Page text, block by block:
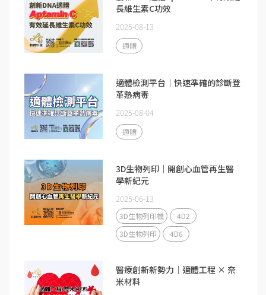
長維生素C功效
2025-08-13
適體
適體檢測平台｜快速準確的診斷登
革熱病毒
2025-08-04
適體
3D生物列印｜開創心血管再生醫
學新紀元
2025-06-13
3D生物列印機
4D2
3D生物列印
4D6
醫療創新新勢力｜適體工程 × 奈
米材料